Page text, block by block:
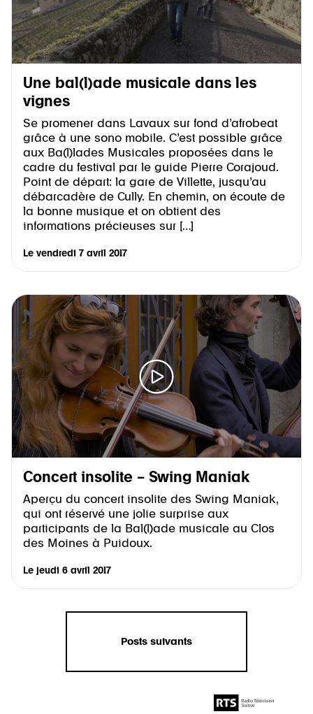
Une bal(l)ade musicale dans les
vignes
Se promener dans Lavaux sur fond d’afrobeat
grâce à une sono mobile. C’est possible grâce
aux Ba(l)lades Musicales proposées dans le
cadre du festival par le guide Pierre Corajoud.
Point de départ: la gare de Villette, jusqu’au
débarcadère de Cully. En chemin, on écoute de
la bonne musique et on obtient des
informations précieuses sur […]
Le vendredi 7 avril 2017
Concert insolite – Swing Maniak
Aperçu du concert insolite des Swing Maniak,
qui ont réservé une jolie surprise aux
participants de la Bal(l)ade musicale au Clos
des Moines à Puidoux.
Le jeudi 6 avril 2017
Posts suivants